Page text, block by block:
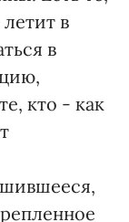
в
в
кто - как